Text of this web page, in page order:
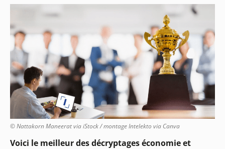
© Nattakorn Maneerat via iStock / montage Intelekto via Canva
Voici le meilleur des décryptages économie et